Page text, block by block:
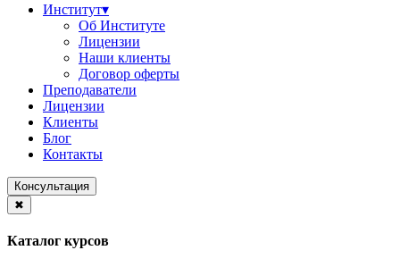
Институт▾
Об Институте
Лицензии
Наши клиенты
Договор оферты
Преподаватели
Лицензии
Клиенты
Блог
Контакты
Консультация
✖
Каталог курсов